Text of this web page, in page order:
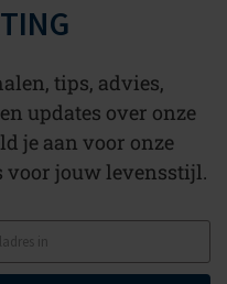
tips, advies,
updates over onze
je aan voor onze
voor jouw levensstijl.